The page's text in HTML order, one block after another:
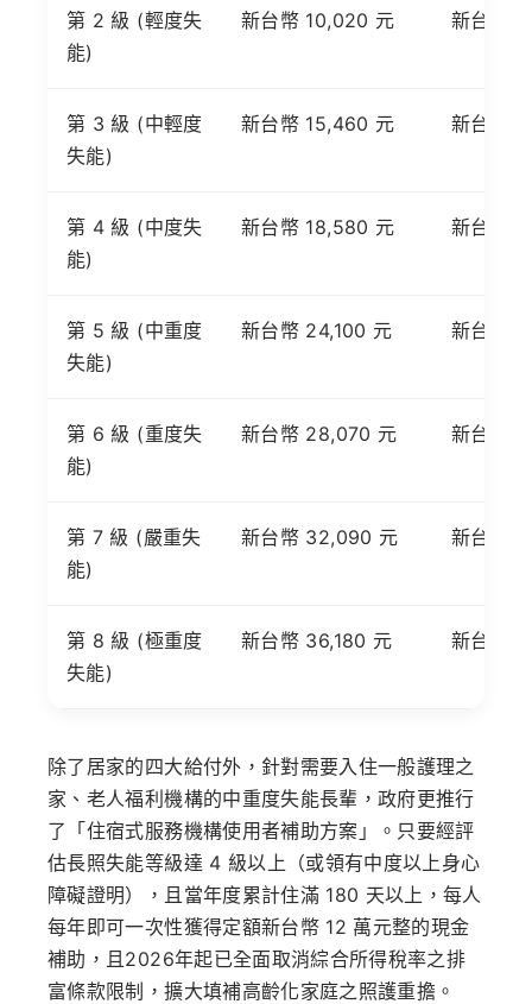
第 2 級 (輕度失
能)
新台幣 10,020 元 新台幣
第 3 級 (中輕度
失能)
新台幣 15,460 元 新台幣
第 4 級 (中度失
能)
新台幣 18,580 元 新台幣
第 5 級 (中重度
失能)
新台幣 24,100 元 新台幣
第 6 級 (重度失
能)
新台幣 28,070 元 新台幣
第 7 級 (嚴重失
能)
新台幣 32,090 元 新台幣
第 8 級 (極重度
失能)
新台幣 36,180 元 新台幣
除了居家的四大給付外，針對需要入住一般護理之
家、老人福利機構的中重度失能長輩，政府更推行
了「住宿式服務機構使用者補助方案」。只要經評
估長照失能等級達 4 級以上 （或領有中度以上身心
障礙證明），且當年度累計住滿 180 天以上，每人
每年即可一次性獲得定額新台幣 12 萬元整的現金
補助 ，且2026年起已全面取消綜合所得稅率之排
富條款限制，擴大填補高齡化家庭之照護重擔。